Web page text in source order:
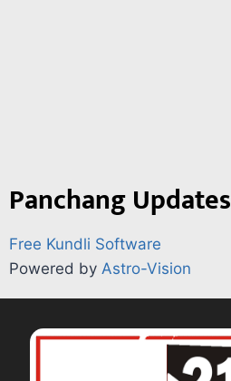
Panchang Updates
Free Kundli Software
Powered by Astro-Vision